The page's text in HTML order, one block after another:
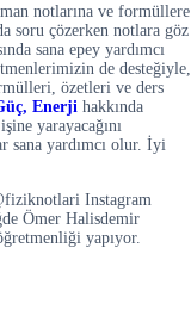
notlarına ve formüllere
soru çözerken notlara göz
sana epey yardımcı
de desteğiyle,
özetleri ve ders
Enerji hakkında
yarayacağını
sana yardımcı olur. İyi
Instagram
Ömer Halisdemir
yapıyor.